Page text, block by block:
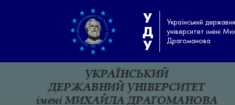
У
Д
У
Український
університет імені
Драгоманова